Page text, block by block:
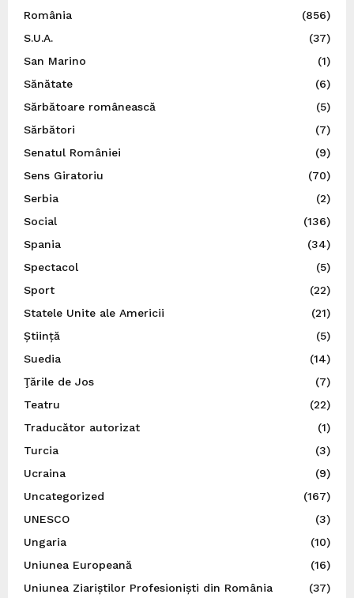
România
(856)
S.U.A.
(37)
San Marino
(1)
Sănătate
(6)
Sărbătoare românească
(5)
Sărbători
(7)
Senatul României
(9)
Sens Giratoriu
(70)
Serbia
(2)
Social
(136)
Spania
(34)
Spectacol
(5)
Sport
(22)
Statele Unite ale Americii
(21)
Știință
(5)
Suedia
(14)
Ţările de Jos
(7)
Teatru
(22)
Traducător autorizat
(1)
Turcia
(3)
Ucraina
(9)
Uncategorized
(167)
UNESCO
(3)
Ungaria
(10)
Uniunea Europeană
(16)
Uniunea Ziariștilor Profesioniști din România
(37)